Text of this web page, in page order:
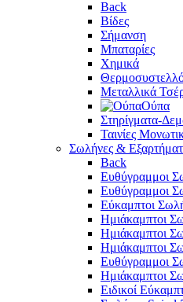
Back
Βίδες
Σήμανση
Μπαταρίες
Χημικά
Μεταλλικά
Ούπα
Στηρίγματα-
Ταινίες
Σωλήνες &
Back
Ευθύγραμμοι
Ευθύγραμμοι
Εύκαμπτοι
Ημιάκαμπτοι
Ημιάκαμπτοι
Ημιάκαμπτοι
Ευθύγραμμοι
Ημιάκαμπτοι
Ειδικοί